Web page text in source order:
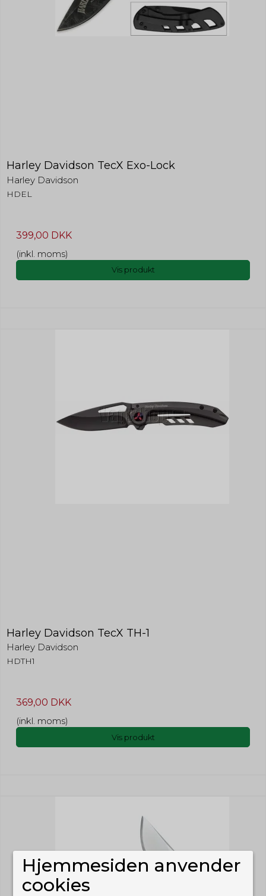
Harley Davidson TecX Exo-Lock
Harley Davidson
HDEL
399,00 DKK
(inkl. moms)
Vis produkt
Harley Davidson TecX TH-1
Harley Davidson
HDTH1
369,00 DKK
(inkl. moms)
Vis produkt
Hjemmesiden anvender
cookies